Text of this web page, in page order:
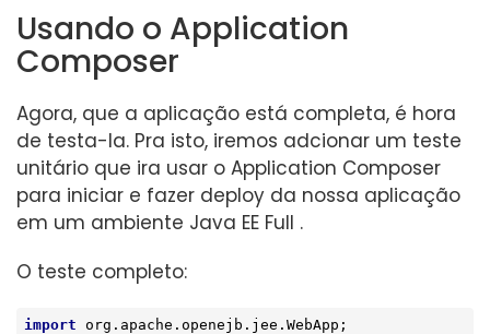
Usando o Application
Composer
Agora, que a aplicação está completa, é hora
de testa-la. Pra isto, iremos adcionar um teste
unitário que ira usar o Application Composer
para iniciar e fazer deploy da nossa aplicação
em um ambiente Java EE Full .
O teste completo:
import